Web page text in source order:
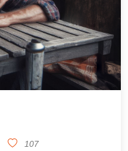
107